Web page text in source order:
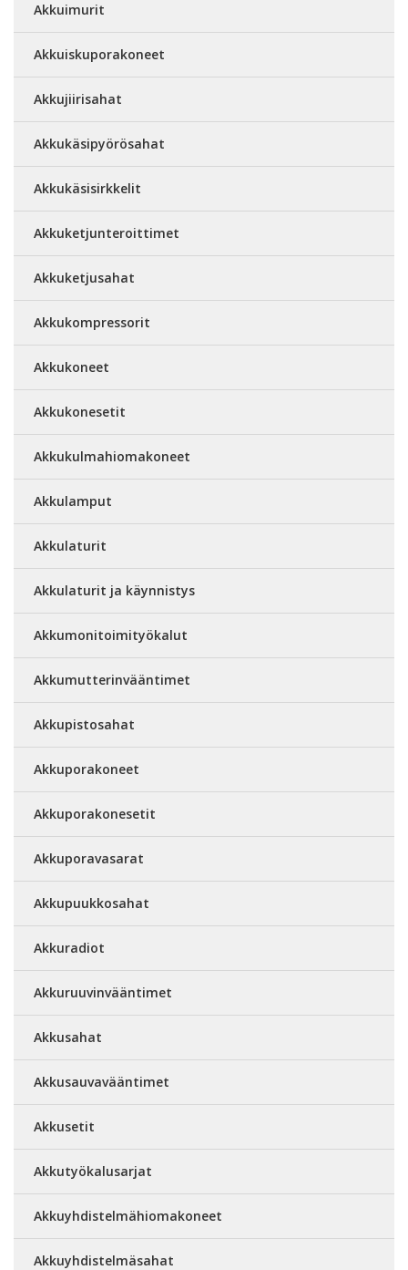
Akkuimurit
Akkuiskuporakoneet
Akkujiirisahat
Akkukäsipyörösahat
Akkukäsisirkkelit
Akkuketjunteroittimet
Akkuketjusahat
Akkukompressorit
Akkukoneet
Akkukonesetit
Akkukulmahiomakoneet
Akkulamput
Akkulaturit
Akkulaturit ja käynnistys
Akkumonitoimityökalut
Akkumutterinvääntimet
Akkupistosahat
Akkuporakoneet
Akkuporakonesetit
Akkuporavasarat
Akkupuukkosahat
Akkuradiot
Akkuruuvinvääntimet
Akkusahat
Akkusauvavääntimet
Akkusetit
Akkutyökalusarjat
Akkuyhdistelmähiomakoneet
Akkuyhdistelmäsahat